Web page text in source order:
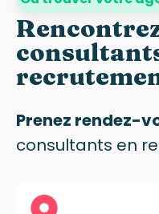
Prenez rendez-
consultants en